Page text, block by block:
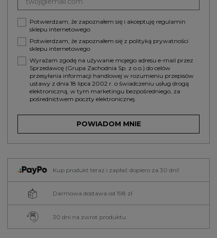
Potwierdzam, że zapoznałem się i akceptuję regulamin
sklepu internetowego.
Potwierdzam, że zapoznałem się z polityką prywatności
sklepu internetowego
Wyrażam zgodę na używanie mojego adresu e-mail przez
Sprzedawcę (Grupa Zachodnia Sp. z o.o.) do celów
przesyłania informacji handlowej w rozumieniu przepisów
ustawy z dnia 18 lipca 2002 r. o świadczeniu usług drogą
elektroniczną, w tym marketingu bezpośredniego, za
pośrednictwem poczty elektronicznej.
POWIADOM MNIE
Kup produkt teraz i zapłać dopiero za 30 dni!
Darmowa dostawa od 198 zł
30 dni na zwrot produktu